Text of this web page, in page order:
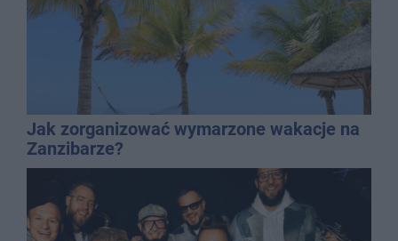
Jak zorganizować wymarzone wakacje na
Zanzibarze?